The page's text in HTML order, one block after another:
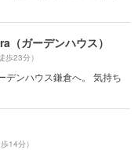
（ガーデンハウス）
歩23分）
デンハウス鎌倉へ。 気持ち
歩14分）